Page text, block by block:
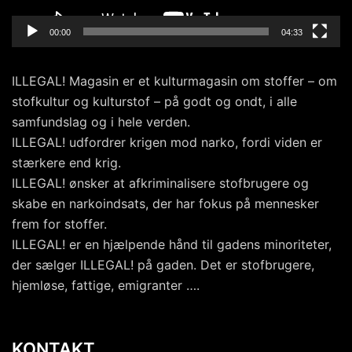
00:00 04:33
ILLEGAL! Magasin er et kulturmagasin om stoffer – om
stofkultur og kulturstof – på godt og ondt, i alle
samfundslag og i hele verden.
ILLEGAL! udfordrer krigen mod narko, fordi viden er
stærkere end krig.
ILLEGAL! ønsker at afkriminalisere stofbrugere og
skabe en narkoindsats, der har fokus på mennesker
frem for stoffer.
ILLEGAL! er en hjælpende hånd til gadens minoriteter,
der sælger ILLEGAL! på gaden. Det er stofbrugere,
hjemløse, fattige, emigranter ….